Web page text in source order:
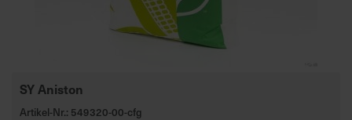
SY Aniston
Artikel-Nr.: 549320-00-cfg